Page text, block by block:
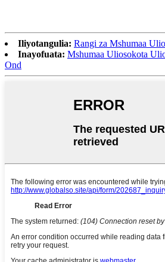
Iliyotangulia: Rangi za Mshumaa
Inayofuata: Mshumaa Uliosokota
Ond